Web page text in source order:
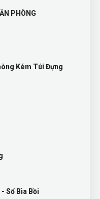
PHÒNG
Kém Túi Đựng
Sổ Bìa Bồi